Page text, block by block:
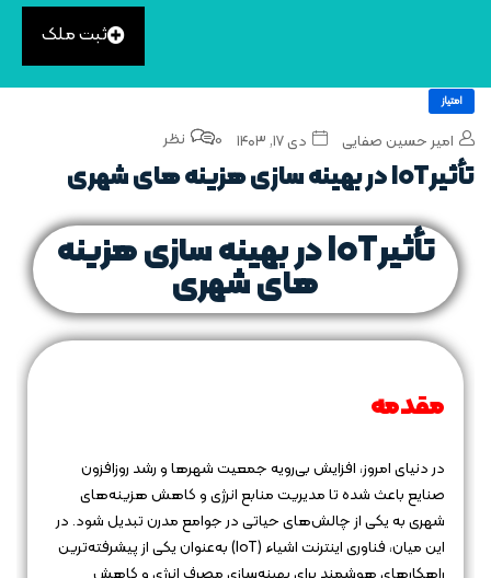
ثبت ملک
امتیاز
امیر حسین صفایی دی ۱۷, ۱۴۰۳ 0 نظر
تأثیرIoT در بهینه‌ سازی هزینه‌ های شهری
تأثیرIoT در بهینه‌ سازی هزینه‌
های شهری
مقدمه
در دنیای امروز، افزایش بی‌رویه جمعیت شهرها و رشد روزافزون
صنایع باعث شده تا مدیریت منابع انرژی و کاهش هزینه‌های
شهری به یکی از چالش‌های حیاتی در جوامع مدرن تبدیل شود. در
این میان، فناوری اینترنت اشیاء (IoT) به‌عنوان یکی از پیشرفته‌ترین